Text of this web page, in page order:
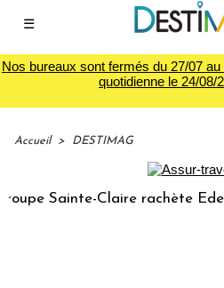
☰
Nos bureaux sont fermés du 27/07
quotidienne le 24/08/
Accueil > DESTIMAG
Sainte-Claire rachète Eden